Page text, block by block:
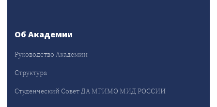
Об Академии
Руководство Академии
Структура
Студенческий Совет ДА МГИМО МИД РОССИИ